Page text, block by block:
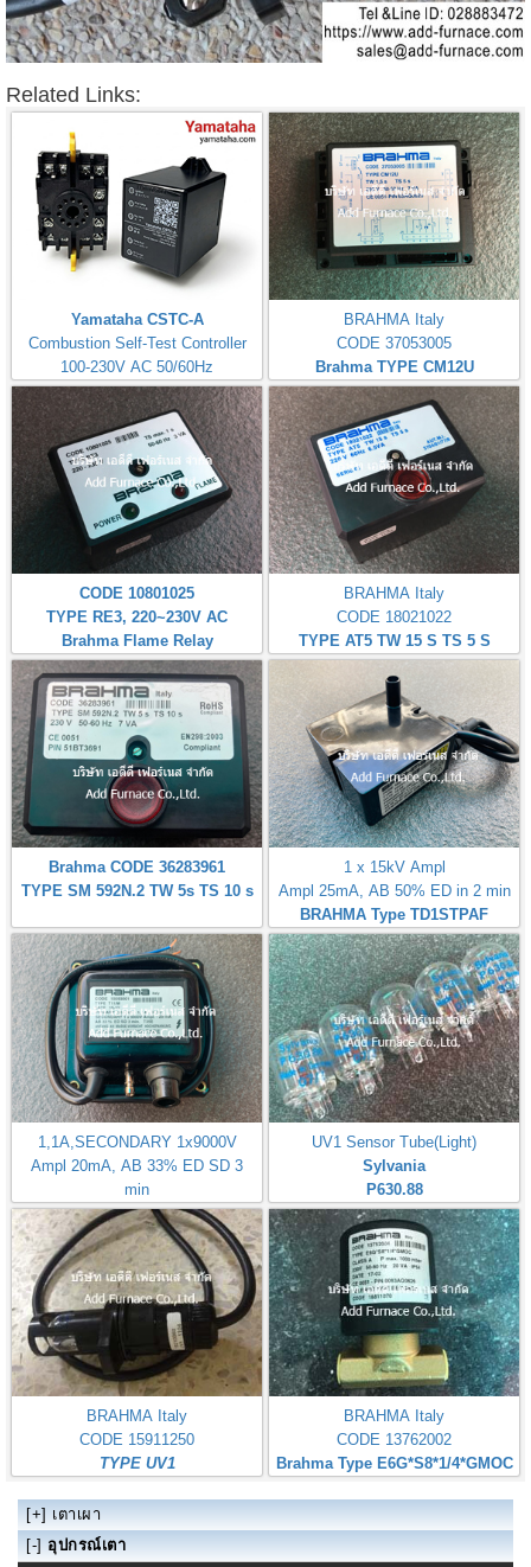
Related Links:
Yamataha CSTC-A
Combustion Self-Test Controller
100-230V AC 50/60Hz
BRAHMA Italy
CODE 37053005
Brahma TYPE CM12U
CODE 10801025
TYPE RE3, 220~230V AC
Brahma Flame Relay
BRAHMA Italy
CODE 18021022
TYPE AT5 TW 15 S TS 5 S
Brahma CODE 36283961
TYPE SM 592N.2 TW 5s TS 10 s
1 x 15kV Ampl
Ampl 25mA, AB 50% ED in 2 min
BRAHMA Type TD1STPAF
1,1A,SECONDARY 1x9000V
Ampl 20mA, AB 33% ED SD 3
min
BRAHMA Italy TYPE T11/M
UV1 Sensor Tube(Light)
Sylvania
P630.88
BRAHMA Italy
CODE 15911250
TYPE UV1
BRAHMA Italy
CODE 13762002
Brahma Type E6G*S8*1/4*GMOC
[+] เตาเผา
[-] อุปกรณ์เตา